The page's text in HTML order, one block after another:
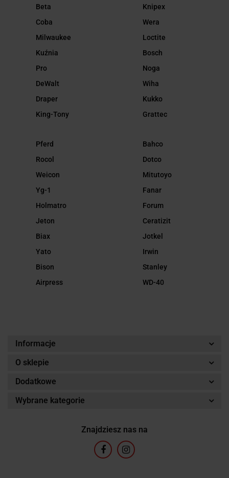
Beta
Coba
Milwaukee
Kuźnia
Pro
DeWalt
Draper
King-Tony
Knipex
Wera
Loctite
Bosch
Noga
Wiha
Kukko
Grattec
Pferd
Rocol
Weicon
Yg-1
Holmatro
Jeton
Biax
Yato
Bison
Airpress
Bahco
Dotco
Mitutoyo
Fanar
Forum
Ceratizit
Jotkel
Irwin
Stanley
WD-40
Informacje
O sklepie
Dodatkowe
Wybrane kategorie
Znajdziesz nas na